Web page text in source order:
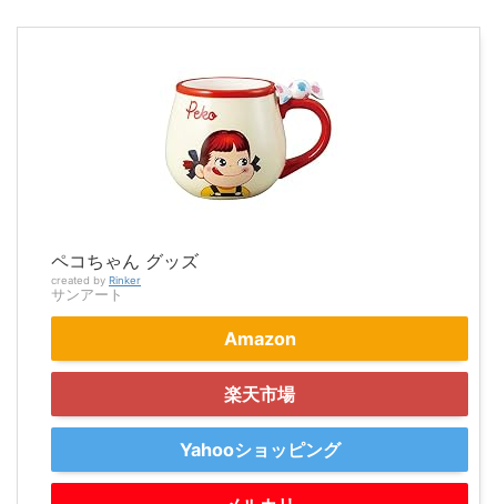
ペコちゃん グッズ
created by Rinker
サンアート
Amazon
楽天市場
Yahooショッピング